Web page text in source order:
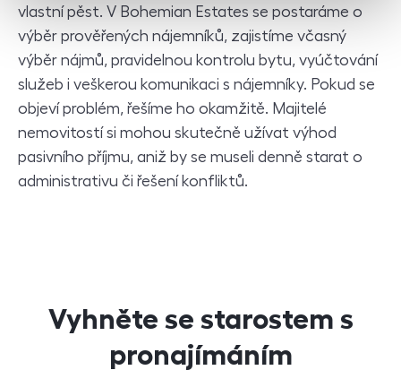
vlastní pěst. V Bohemian Estates se postaráme o
výběr prověřených nájemníků, zajistíme včasný
výběr nájmů, pravidelnou kontrolu bytu, vyúčtování
služeb i veškerou komunikaci s nájemníky. Pokud se
objeví problém, řešíme ho okamžitě. Majitelé
nemovitostí si mohou skutečně užívat výhod
pasivního příjmu, aniž by se museli denně starat o
administrativu či řešení konfliktů.
Vyhněte se starostem s
pronajímáním